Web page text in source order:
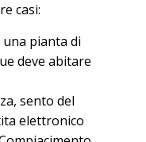
casi:
pianta di
deve abitare
sento del
elettronico